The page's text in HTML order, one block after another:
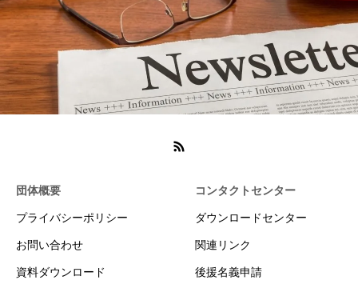
団体概要
プライバシーポリシー
お問い合わせ
資料ダウンロード
コンタクトセンター
ダウンロードセンター
関連リンク
後援名義申請